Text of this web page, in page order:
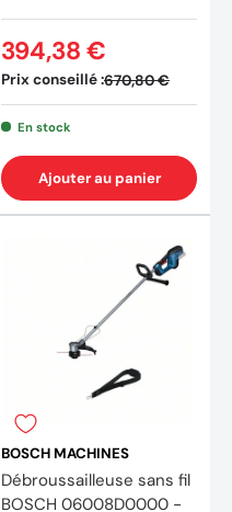
Prix conseillé :670,80 €
394,38 €
En stock
Ajouter au panier
BOSCH MACHINES
Débroussailleuse sans fil
BOSCH 06008D0000 -